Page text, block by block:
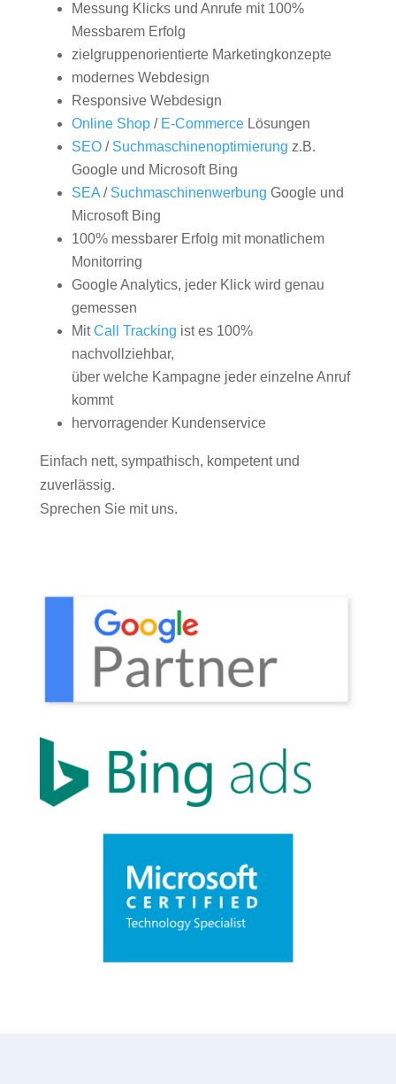
Messung Klicks und Anrufe mit 100%
Messbarem Erfolg
zielgruppenorientierte Marketingkonzepte
modernes Webdesign
Responsive Webdesign
Online Shop/ E-CommerceLösungen
SEO/ Suchmaschinenoptimierung z.B.
Google und Microsoft Bing
SEA/ Suchmaschinenwerbung Google und
Microsoft Bing
100% messbarer Erfolg mit monatlichem
Monitorring
Google Analytics, jeder Klick wird genau
gemessen
MitCall Tracking ist es 100%
nachvollziehbar,
über welche Kampagne jeder einzelne Anruf
kommt
hervorragender Kundenservice
Einfach nett, sympathisch, kompetent und
zuverlässig.
Sprechen Sie mit uns.